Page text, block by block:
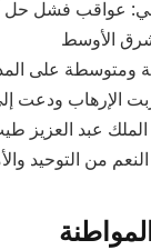
عواقب فشل حل
الأوسط
ومتوسطة على
الإرهاب ودعت
عبد العزيز
من التوحيد